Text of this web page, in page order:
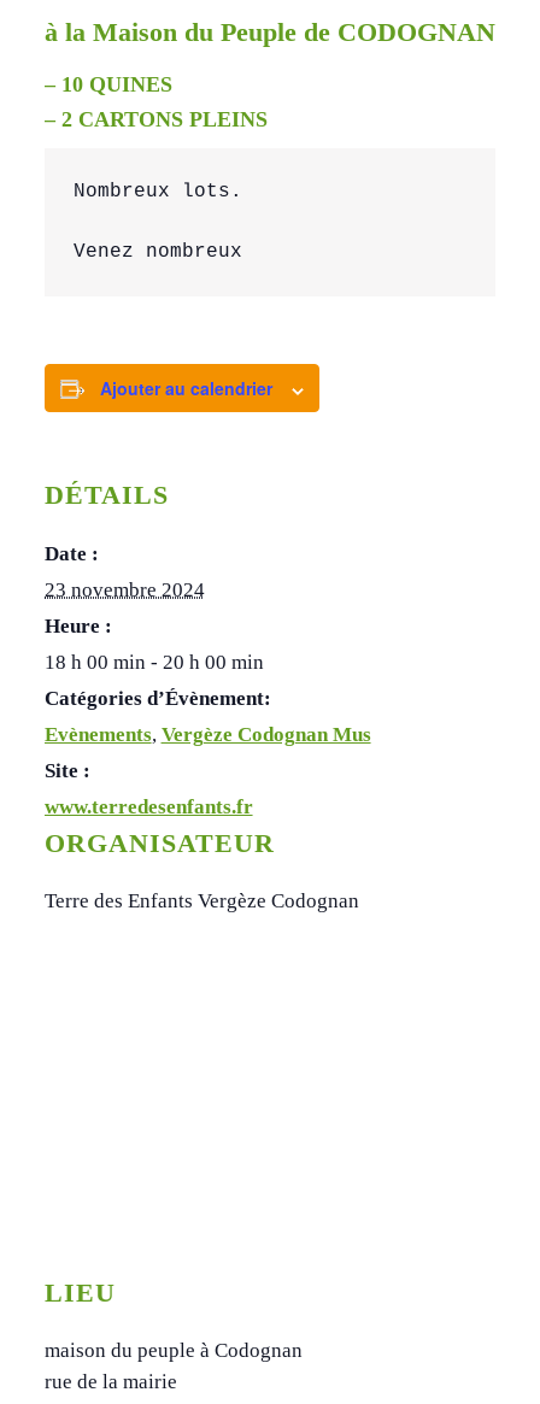
à la Maison du Peuple de CODOGNAN :
– 10 QUINES
– 2 CARTONS PLEINS
Nombreux lots.
Venez nombreux
Ajouter au calendrier
DÉTAILS
Date :
23 novembre 2024
Heure :
18 h 00 min - 20 h 00 min
Catégories d’Évènement:
Evènements, Vergèze Codognan Mus
Site :
www.terredesenfants.fr
ORGANISATEUR
Terre des Enfants Vergèze Codognan
LIEU
maison du peuple à Codognan
rue de la mairie